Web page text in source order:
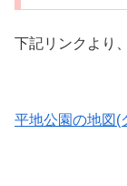
下記リンクより
平地公園の地図(